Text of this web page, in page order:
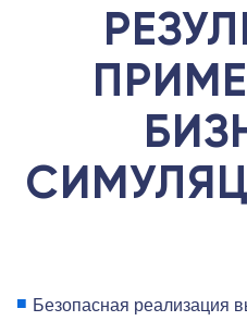
Безопасная реализация